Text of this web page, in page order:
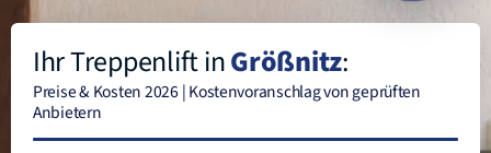
Ihr Treppenlift inGrößnitz:
Preise & Kosten 2026 | Kostenvoranschlag von geprüften
Anbietern